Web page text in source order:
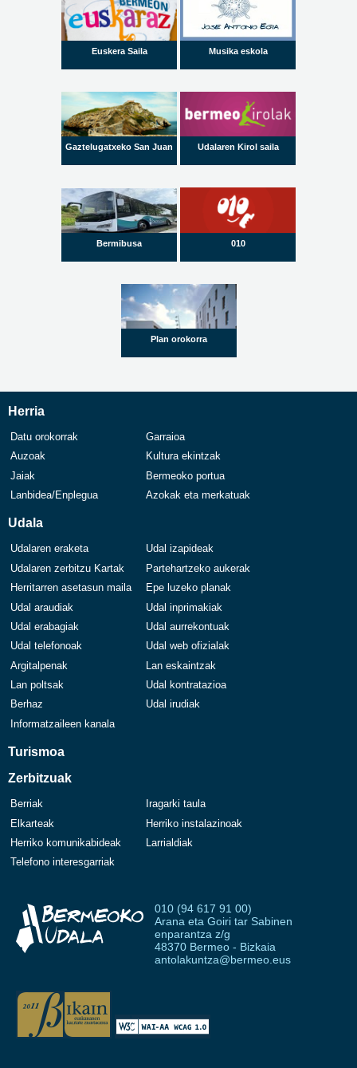
Euskera Saila Musika eskola
Gaztelugatxeko San Juan Udalaren Kirol saila
Bermibusa 010
Plan orokorra
Herria
Datu orokorrak
Garraioa
Auzoak
Kultura ekintzak
Jaiak
Bermeoko portua
Lanbidea/Enplegua
Azokak eta merkatuak
Udala
Udalaren eraketa
Udal izapideak
Udalaren zerbitzu Kartak
Partehartzeko aukerak
Herritarren asetasun maila
Epe luzeko planak
Udal araudiak
Udal inprimakiak
Udal erabagiak
Udal aurrekontuak
Udal telefonoak
Udal web ofizialak
Argitalpenak
Lan eskaintzak
Lan poltsak
Udal kontratazioa
Berhaz
Udal irudiak
Informatzaileen kanala
Turismoa
Zerbitzuak
Berriak
Iragarki taula
Elkarteak
Herriko instalazinoak
Herriko komunikabideak
Larrialdiak
Telefono interesgarriak
010 (94 617 91 00)
Arana eta Goiri tar Sabinen
enparantza z/g
48370 Bermeo - Bizkaia
antolakuntza@bermeo.eus